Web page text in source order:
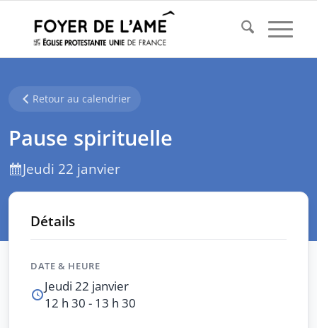
Retour au calendrier
Pause spirituelle
Jeudi 22 janvier
Détails
DATE & HEURE
Jeudi 22 janvier
12 h 30 - 13 h 30